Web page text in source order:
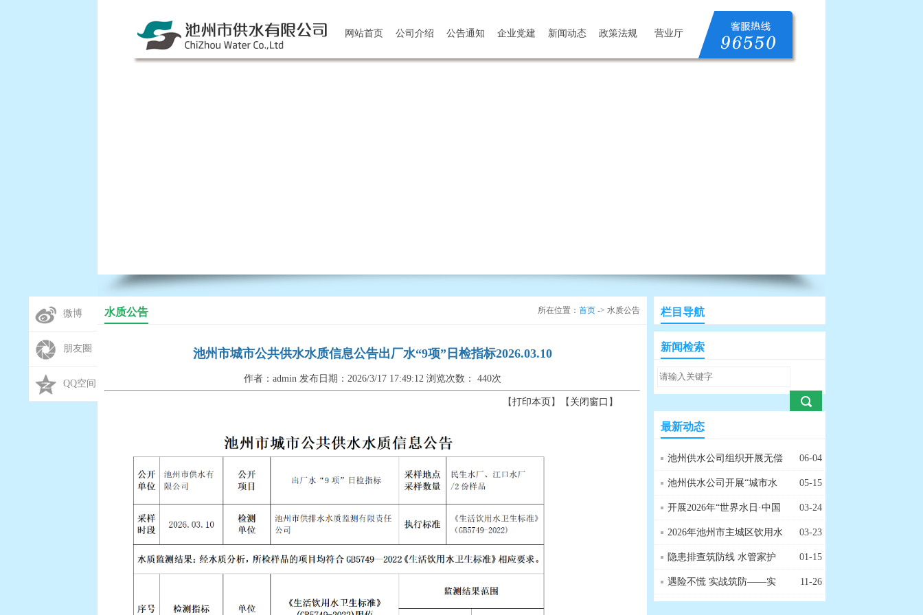
网站首页 公司介绍 公告通知 企业党建 新闻动态 政策法规 营业厅
微博
朋友圈
QQ空间
水质公告 所在位置： 首页 -> 水质公告
池州市城市公共供水水质信息公告出厂水“9项”日检指标2026.03.10
作者：admin 发布日期：2026/3/17 17:49:12 浏览次数： 440次
【打印本页 】【 关闭窗口 】
栏目导航
新闻检索
最新动态
池州供水公司组织开展无偿
献血公益活动
06-04
池州供水公司开展“城市水
管家，暖心千万家”主题宣
传活动
05-15
开展2026年“世界水日·中国
水周”主题宣传活动
03-24
2026年池州市主城区饮用水
水质监测工作会商会顺利召
开
03-23
隐患排查筑防线 水管家护
航暖冬
01-15
遇险不慌 实战筑防——实 11-26